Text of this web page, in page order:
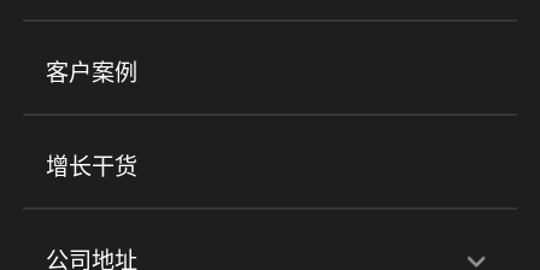
心理机构
小程序商城 ERP 企微SCRM
社群圈子
客户案例
增长干货
公司地址